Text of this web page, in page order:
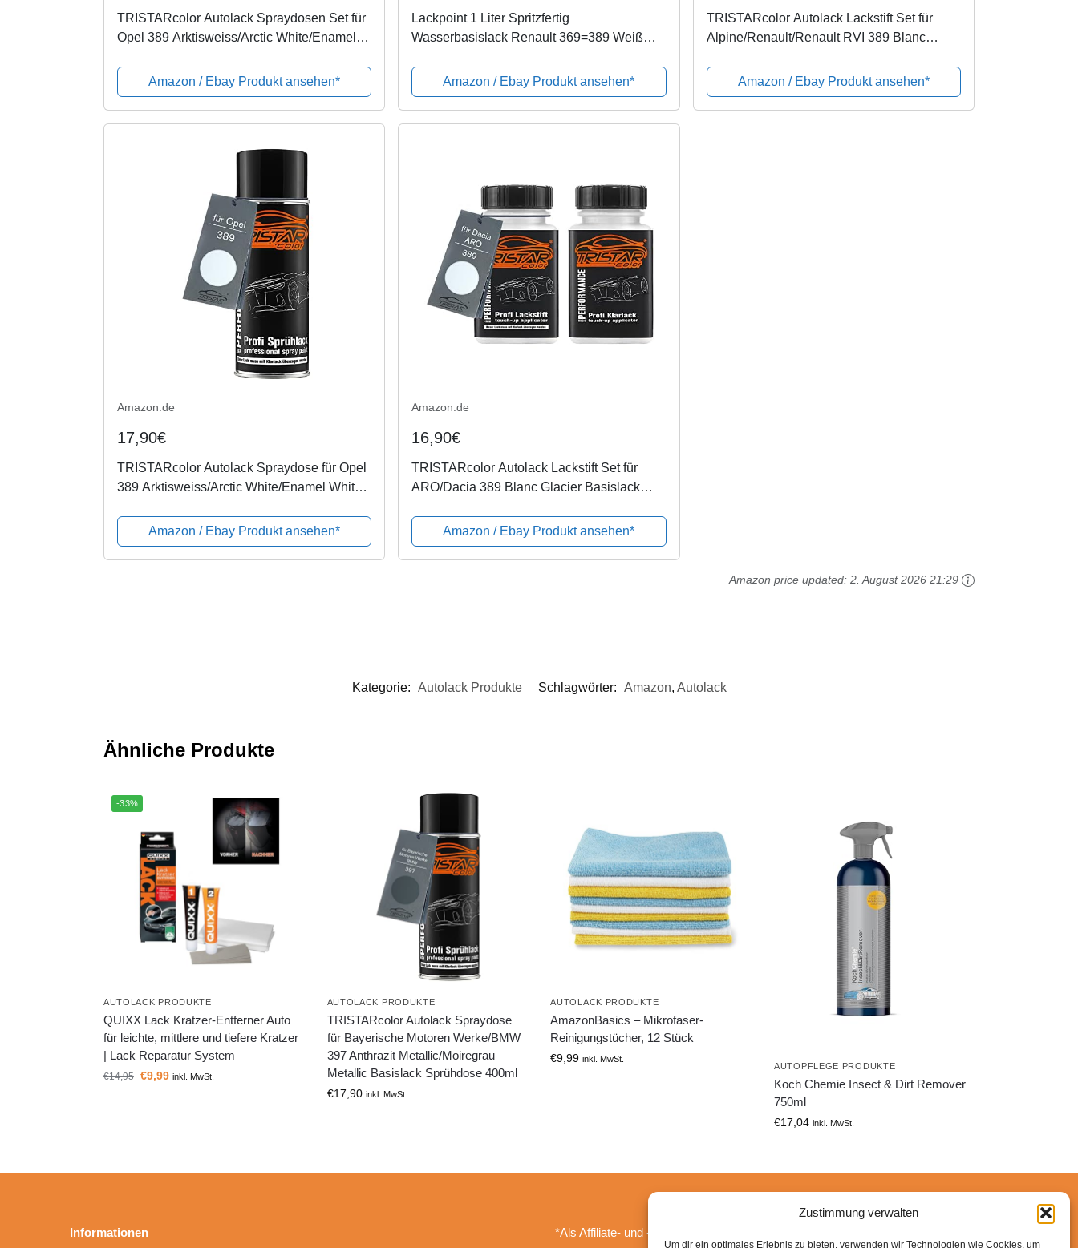
Zustimmung verwalten
Um dir ein optimales Erlebnis zu bieten, verwenden wir Technologien wie Cookies, um
TRISTARcolor Autolack Spraydosen Set für
Opel 389 Arktisweiss/Arctic White/Enamel
Amazon / Ebay Produkt ansehen*
Lackpoint 1 Liter Spritzfertig
Wasserbasislack Renault 369=389 Weiß
Amazon / Ebay Produkt ansehen*
TRISTARcolor Autolack Lackstift Set für
Alpine/Renault/Renault RVI 389 Blanc
Amazon / Ebay Produkt ansehen*
Amazon.de
17,90€
TRISTARcolor Autolack Spraydose für Opel
389 Arktisweiss/Arctic White/Enamel White
Amazon / Ebay Produkt ansehen*
Amazon.de
16,90€
TRISTARcolor Autolack Lackstift Set für
ARO/Dacia 389 Blanc Glacier Basislack
Amazon / Ebay Produkt ansehen*
Amazon price updated:2. August 2026 21:29
Kategorie: Autolack Produkte Schlagwörter: Amazon, Autolack
Ähnliche Produkte
-33%
AUTOLACK PRODUKTE
QUIXX Lack Kratzer-Entferner Auto
für leichte, mittlere und tiefere Kratzer
| Lack Reparatur System
€14,95 €9,99 inkl. MwSt.
AUTOLACK PRODUKTE
TRISTARcolor Autolack Spraydose
für Bayerische Motoren Werke/BMW
397 Anthrazit Metallic/Moiregrau
Metallic Basislack Sprühdose 400ml
€17,90 inkl. MwSt.
AUTOLACK PRODUKTE
AmazonBasics – Mikrofaser-
Reinigungstücher, 12 Stück
€9,99 inkl. MwSt.
AUTOPFLEGE PRODUKTE
Koch Chemie Insect & Dirt Remover
750ml
€17,04 inkl. MwSt.
Informationen *Als Affiliate- und -Ebay/Amazon-Partner verdiene ich an qualifizierten Käufen.